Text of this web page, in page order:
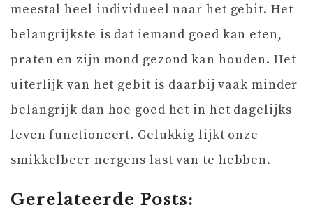
meestal heel individueel naar het gebit. Het
belangrijkste is dat iemand goed kan eten,
praten en zijn mond gezond kan houden. Het
uiterlijk van het gebit is daarbij vaak minder
belangrijk dan hoe goed het in het dagelijks
leven functioneert. Gelukkig lijkt onze
smikkelbeer nergens last van te hebben.
Gerelateerde Posts: